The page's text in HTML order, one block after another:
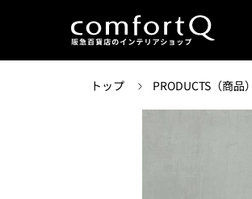
トップ PRODUCTS（商品）